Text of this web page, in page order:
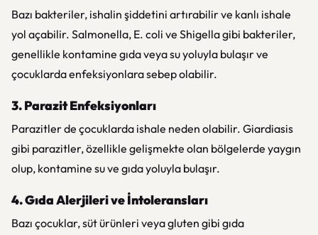
Bazı bakteriler, ishalin şiddetini artırabilir ve kanlı ishale
yol açabilir. Salmonella, E. coli ve Shigella gibi bakteriler,
genellikle kontamine gıda veya su yoluyla bulaşır ve
çocuklarda enfeksiyonlara sebep olabilir.
3. Parazit Enfeksiyonları
Parazitler de çocuklarda ishale neden olabilir. Giardiasis
gibi parazitler, özellikle gelişmekte olan bölgelerde yaygın
olup, kontamine su ve gıda yoluyla bulaşır.
4. Gıda Alerjileri ve İntoleransları
Bazı çocuklar, süt ürünleri veya gluten gibi gıda